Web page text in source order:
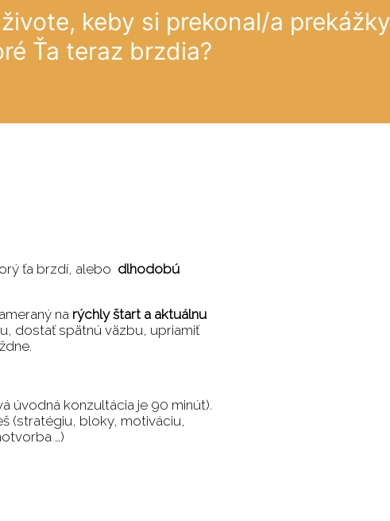
keby si prekonal/a
Ťa teraz brzdia?
ťa brzdí, alebo dlhodobú
na rýchly štart a aktuálnu
dostať spätnú väzbu, upriamiť
úvodná konzultácia je 90 minút).
(stratégiu, bloky, motiváciu,
…)